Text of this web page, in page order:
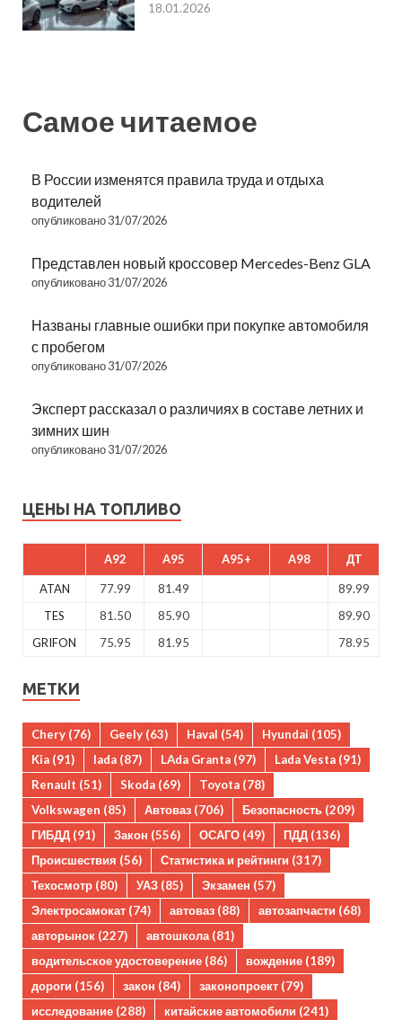
18.01.2026
Самое читаемое
В России изменятся правила труда и отдыха
водителей
опубликовано 31/07/2026
Представлен новый кроссовер Mercedes-Benz GLA
опубликовано 31/07/2026
Названы главные ошибки при покупке автомобиля
с пробегом
опубликовано 31/07/2026
Эксперт рассказал о различиях в составе летних и
зимних шин
опубликовано 31/07/2026
ЦЕНЫ НА ТОПЛИВО
A92 A95 A95+ A98 ДТ
ATAN 77.99 81.49
89.99
TES
81.50 85.90
89.90
GRIFON
75.95 81.95 78.95
МЕТКИ
Chery (76) Geely (63) Haval (54) Hyundai (105)
Kia (91) lada (87) LAda Granta (97) Lada Vesta (91)
Renault (51) Skoda (69) Toyota (78)
Volkswagen (85) Автоваз (706) Безопасность (209)
ГИБДД (91) Закон (556) ОСАГО (49) ПДД (136)
Происшествия (56) Статистика и рейтинги (317)
Техосмотр (80) УАЗ (85) Экзамен (57)
Электросамокат (74) автоваз (88) автозапчасти (68)
авторынок (227) автошкола(81)
водительское удостоверение (86) вождение (189)
дороги (156) закон (84) законопроект (79)
исследование (288) китайские автомобили (241)